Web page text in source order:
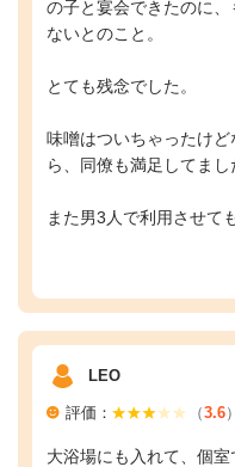
の子と宴会できたのに
ないとのこと。
とても残念でした。
味噌はついちゃったけ
ら、同僚も満足してまし
また男3人で利用させて
LEO
評価： （3.6）
大浴場にも入れて、個室